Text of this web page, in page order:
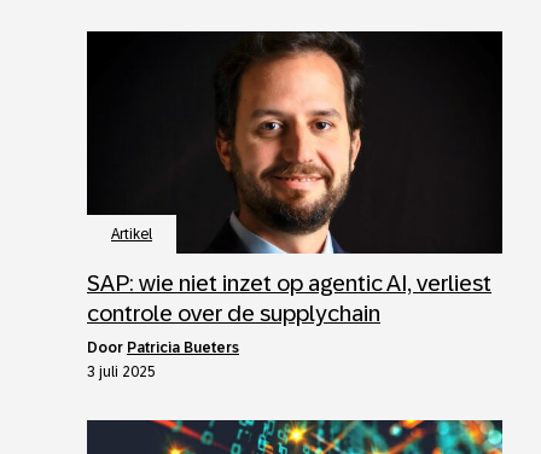
Artikel
SAP: wie niet inzet op agentic AI, verliest
controle over de supplychain
door Patricia Bueters
3 juli 2025